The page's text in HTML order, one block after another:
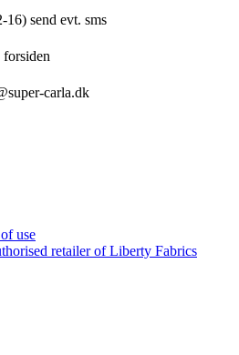
16) send evt. sms
carla.dk
use
retailer of Liberty Fabrics